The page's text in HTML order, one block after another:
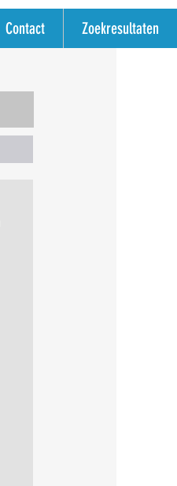
Contact Zoekresultaten